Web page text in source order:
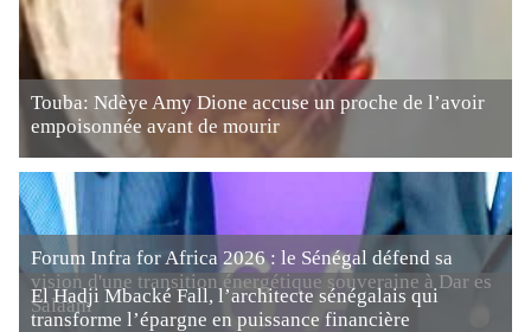
Touba: Ndèye Amy Dione accuse un proche de l’avoir
empoisonnée avant de mourir
Forum Infra for Africa 2026 : le Sénégal défend sa
vision d'une transition énergétique souveraine à Dar es
Salaam
El Hadji Mbacké Fall, l’architecte sénégalais qui
transforme l’épargne en puissance financière